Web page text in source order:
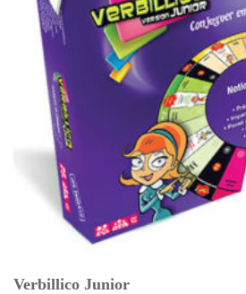
Verbillico Junior